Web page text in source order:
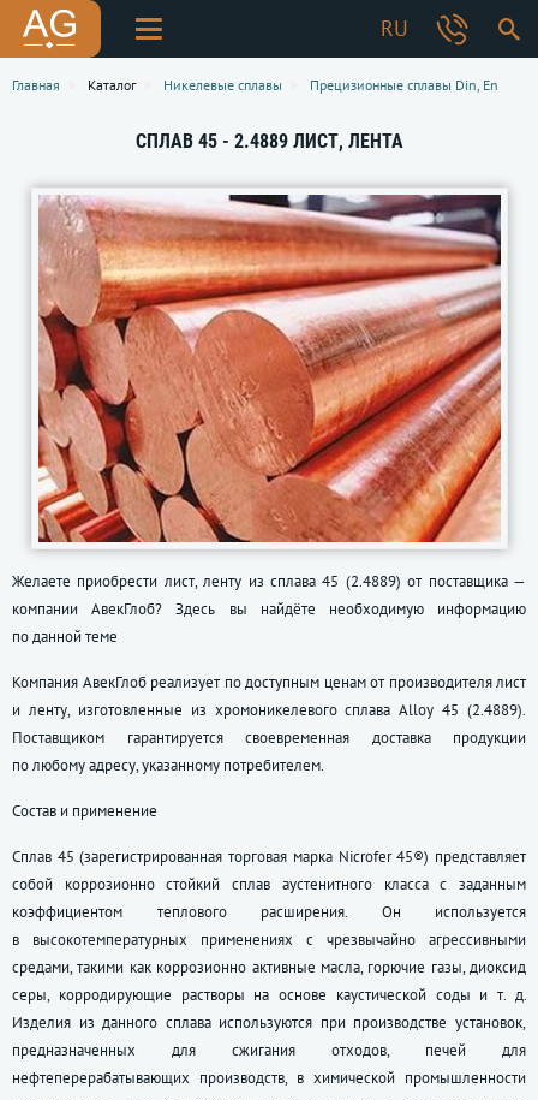
RU
Главная Каталог Никелевые сплавы Прецизионные сплавы Din, En
СПЛАВ 45 - 2.4889 ЛИСТ, ЛЕНТА
Желаете приобрести лист, ленту из сплава 45 (2.4889) от поставщика —
компании АвекГлоб? Здесь вы найдёте необходимую информацию
по данной теме
Компания АвекГлоб реализует по доступным ценам от производителя лист
и ленту, изготовленные из хромоникелевого сплава Alloy 45 (2.4889).
Поставщиком гарантируется своевременная доставка продукции
по любому адресу, указанному потребителем.
Состав и применение
Сплав 45 (зарегистрированная торговая марка Nicrofer 45®) представляет
собой коррозионно стойкий сплав аустенитного класса с заданным
коэффициентом теплового расширения. Он используется
в высокотемпературных применениях с чрезвычайно агрессивными
средами, такими как коррозионно активные масла, горючие газы, диоксид
серы, корродирующие растворы на основе каустической соды и т. д.
Изделия из данного сплава используются при производстве установок,
предназначенных для сжигания отходов, печей для
нефтеперерабатывающих производств, в химической промышленности